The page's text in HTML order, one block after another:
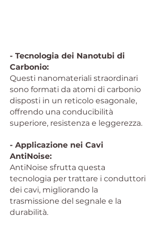
- Tecnologia dei Nanotubi di
Carbonio:
Questi nanomateriali straordinari
sono formati da atomi di carbonio
disposti in un reticolo esagonale,
offrendo una conducibilità
superiore, resistenza e leggerezza.
- Applicazione nei Cavi
AntiNoise:
AntiNoise sfrutta questa
tecnologia per trattare i conduttori
dei cavi, migliorando la
trasmissione del segnale e la
durabilità.